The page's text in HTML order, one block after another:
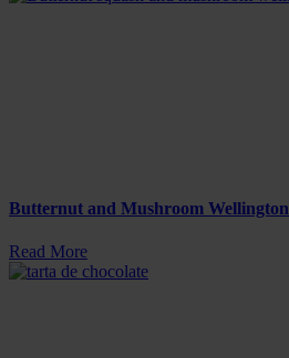
Butternut and Mushroom Wellington
Read More